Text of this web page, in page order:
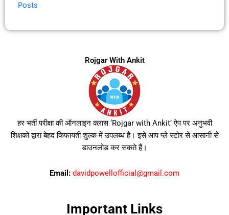
Posts
Rojgar With Ankit
हर भर्ती परीक्षा की ऑनलाइन क्लास ‘Rojgar with Ankit’ ऐप पर अनुभवी
शिक्षकों द्वारा बेहद किफायती शुल्क में उपलब्ध है। इसे आप प्ले स्टोर से आसानी से
डाउनलोड कर सकते हैं।
Email: davidpowellofficial@gmail.com
Important Links